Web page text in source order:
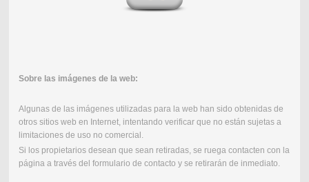
Sobre las imágenes de la web:
Algunas de las imágenes utilizadas para la web han sido obtenidas de
otros sitios web en Internet, intentando verificar que no están sujetas a
limitaciones de uso no comercial.
Si los propietarios desean que sean retiradas, se ruega contacten con la
página a través del formulario de contacto y se retirarán de inmediato.